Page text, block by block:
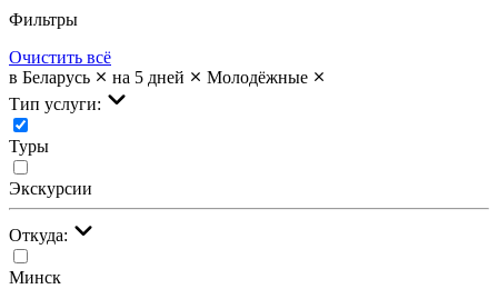
Фильтры
Очистить всё
в Беларусь
на 5 дней
Молодёжные
Тип услуги:
Туры
Экскурсии
Откуда:
Минск